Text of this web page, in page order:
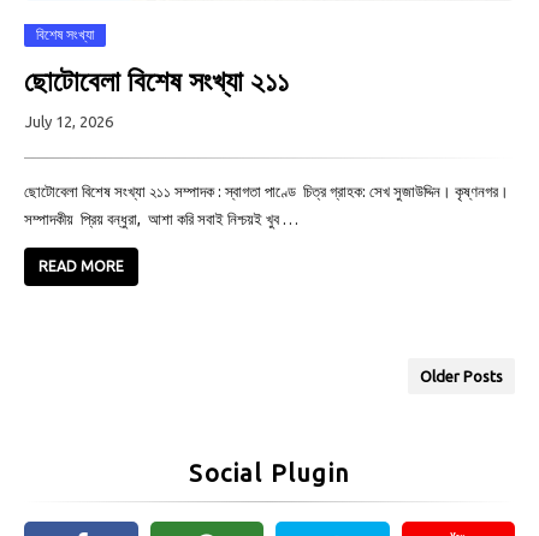
বিশেষ সংখ্যা
ছোটোবেলা বিশেষ সংখ্যা ২১১
July 12, 2026
ছোটোবেলা বিশেষ সংখ্যা ২১১ সম্পাদক : স্বাগতা পাণ্ডে চিত্র গ্রাহক: সেখ সুজাউদ্দিন। কৃষ্ণনগর।
সম্পাদকীয় প্রিয় বন্ধুরা, আশা করি সবাই নিশ্চয়ই খুব …
READ MORE
Older Posts
Social Plugin